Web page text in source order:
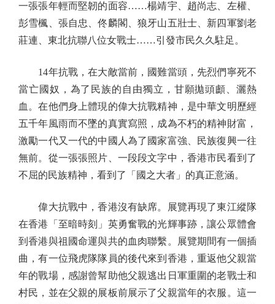
一張張年輕而堅韌的面容……楊靖宇、趙尚志、左權、
彭雪楓、張自忠、佟麟閣、狼牙山五壯士、新四軍劉老
莊連、東北抗聯八位女戰士……引發市民久久駐足。
14年抗戰，在大敵當前，國難當頭，先烈們寧死不
當亡國奴，為了民族的自由獨立，甘願拋頭顱、灑熱
血。在他們身上體現的偉大抗戰精神，是中華文明歷經
五千年風雨而不墜的真實寫照，成為不朽的精神財富，
激勵一代又一代的中國人為了國家富強、民族復興一往
無前。從一張張照片、一段段文字中，香港市民看到了
不屈的民族精神，看到了「國之大者」的真正意涵。
偉大抗戰中，香港沒有缺席。展覽再現了東江縱隊
在香港「至暗時刻」英勇奮戰的光輝事跡，讓公眾體會
到香港與祖國命運與共的血肉聯繫。展覽期間有一個插
曲，有一位飛虎隊隊員的後代來到香港，重返他父親當
年的戰場，感謝曾幫助他父親逃出日軍重圍的老戰士和
村民，並在父親的展板前展示了父親當年的衣服。這一